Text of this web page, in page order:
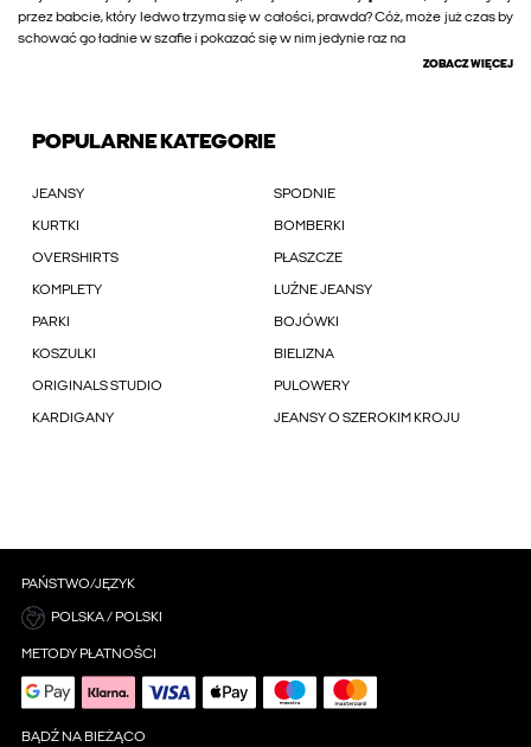
przez babcie, który ledwo trzyma się w całości, prawda? Cóż, może już czas by
schować go ładnie w szafie i pokazać się w nim jedynie raz na
ZOBACZ WIĘCEJ
POPULARNE KATEGORIE
JEANSY SPODNIE
KURTKI BOMBERKI
OVERSHIRTS PŁASZCZE
KOMPLETY LUŹNE JEANSY
PARKI BOJÓWKI
KOSZULKI BIELIZNA
ORIGINALS STUDIO PULOWERY
KARDIGANY JEANSY O SZEROKIM KROJU
PAŃSTWO/JĘZYK
POLSKA / POLSKI
METODY PŁATNOŚCI
BĄDŹ NA BIEŻĄCO